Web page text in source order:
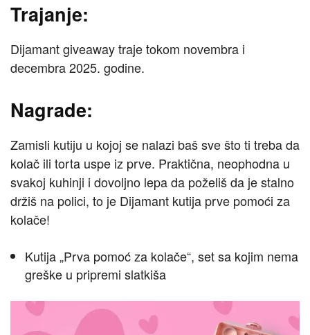
Trajanje:
Dijamant giveaway traje tokom novembra i
decembra 2025. godine.
Nagrade:
Zamisli kutiju u kojoj se nalazi baš sve što ti treba da
kolač ili torta uspe iz prve. Praktična, neophodna u
svakoj kuhinji i dovoljno lepa da poželiš da je stalno
držiš na polici, to je Dijamant kutija prve pomoći za
kolače!
Kutija „Prva pomoć za kolače“, set sa kojim nema
greške u pripremi slatkiša